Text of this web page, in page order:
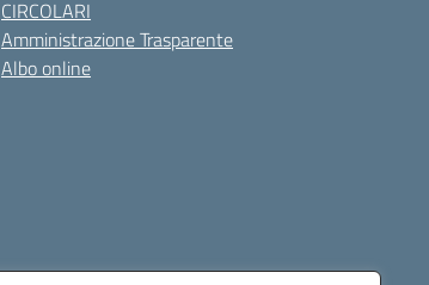
CIRCOLARI
Amministrazione Trasparente
Albo online